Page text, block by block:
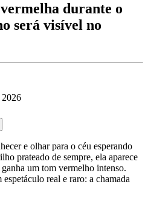
durante o
será visível no
e olhar para o céu esperando
prateado de sempre, ela aparece
um tom vermelho intenso.
real e raro: a chamada